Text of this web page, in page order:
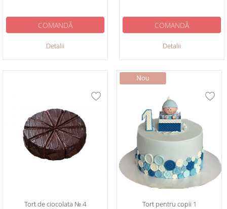
Detalii
COMANDĂ
Detalii
COMANDĂ
Tort de ciocolata № 4 Tort pentru copii 1